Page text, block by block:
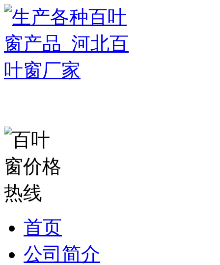
首页
公司简介